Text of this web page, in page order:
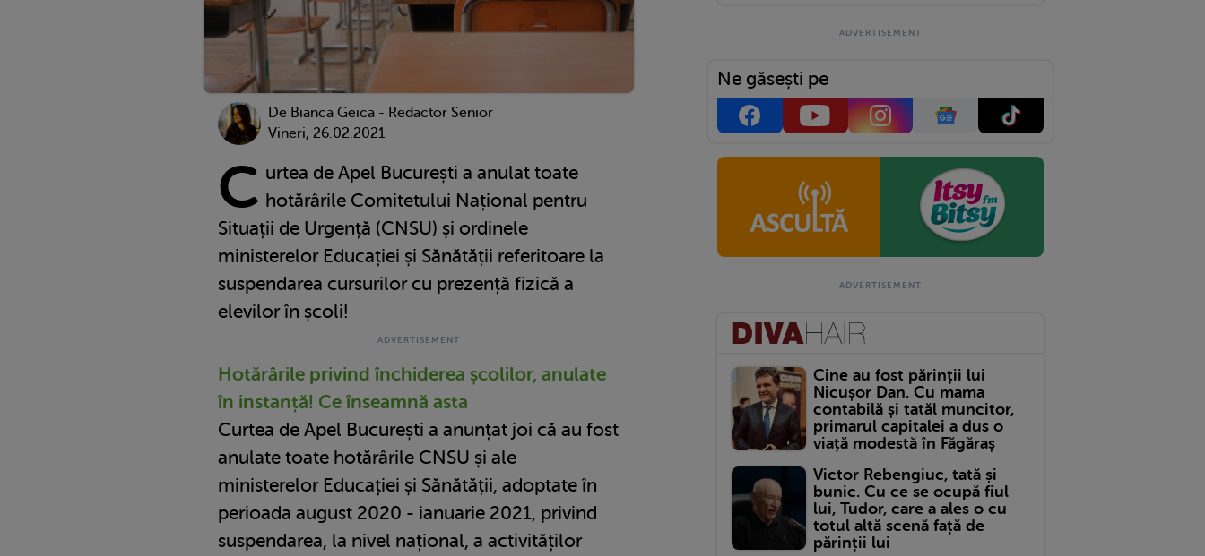
De Bianca Geica - Redactor Senior
Vineri, 26.02.2021
C urtea de Apel București a anulat toate
hotărârile Comitetului Național pentru
Situații de Urgență (CNSU) și ordinele
ministerelor Educației și Sănătății referitoare la
suspendarea cursurilor cu prezență fizică a
elevilor în școli!
Hotărârile privind închiderea școlilor, anulate
în instanță! Ce înseamnă asta
Curtea de Apel București a anunțat joi că au fost
anulate toate hotărârile CNSU și ale
ministerelor Educației și Sănătății, adoptate în
perioada august 2020 - ianuarie 2021, privind
suspendarea, la nivel național, a activităților
Ne găsești pe
Cine au fost părinții lui
Nicușor Dan. Cu mama
contabilă și tatăl muncitor,
primarul capitalei a dus o
viață modestă în Făgăraș
Victor Rebengiuc, tată și
bunic. Cu ce se ocupă fiul
lui, Tudor, care a ales o cu
totul altă scenă față de
părinții lui